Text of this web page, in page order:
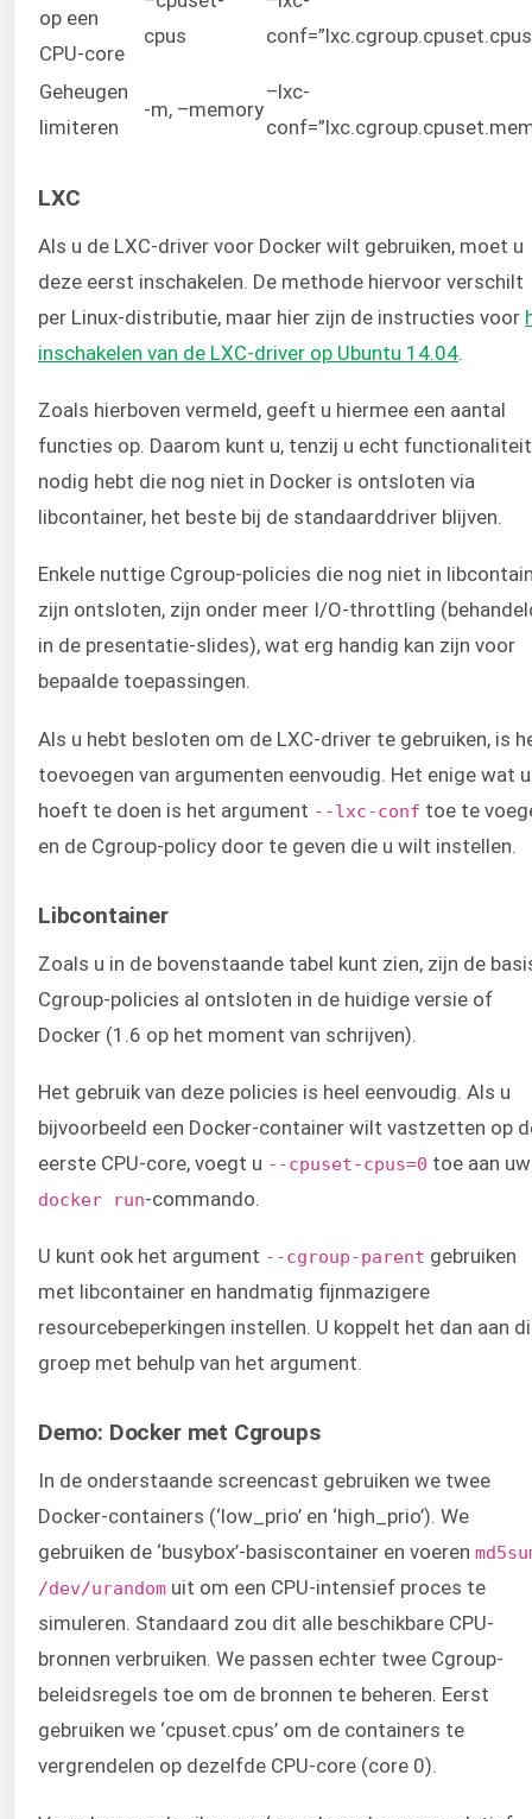
op een
CPU-core
cpus
Geheugen
limiteren
-m, –memory
–lxc-
LXC
Als u de LXC-driver voor Docker wilt gebruiken, moet u
deze eerst inschakelen. De methode hiervoor verschilt
per Linux-distributie, maar hier zijn de instructies voor
inschakelen van de LXC-driver op Ubuntu 14.04
Zoals hierboven vermeld, geeft u hiermee een aantal
functies op. Daarom kunt u, tenzij u echt functionaliteit
nodig hebt die nog niet in Docker is ontsloten via
libcontainer, het beste bij de standaarddriver blijven.
Enkele nuttige Cgroup-policies die nog niet in
zijn ontsloten, zijn onder meer I/O-throttling
in de presentatie-slides), wat erg handig kan zijn voor
bepaalde toepassingen.
Als u hebt besloten om de LXC-driver te gebruiken, is
toevoegen van argumenten eenvoudig. Het enige wat u
hoeft te doen is het argument --lxc-conf toe te
en de Cgroup-policy door te geven die u wilt instellen.
Libcontainer
Zoals u in de bovenstaande tabel kunt zien, zijn de
Cgroup-policies al ontsloten in de huidige versie of
Docker (1.6 op het moment van schrijven).
Het gebruik van deze policies is heel eenvoudig. Als u
bijvoorbeeld een Docker-container wilt vastzetten op
eerste CPU-core, voegt u --cpuset-cpus=0 toe aan uw
docker run-commando.
U kunt ook het argument --cgroup-parent gebruiken
met libcontainer en handmatig fijnmazigere
resourcebeperkingen instellen. U koppelt het dan aan
groep met behulp van het argument.
Demo: Docker met Cgroups
In de onderstaande screencast gebruiken we twee
Docker-containers (‘low_prio’ en ‘high_prio’). We
gebruiken de ‘busybox’-basiscontainer en voeren
/dev/urandom uit om een CPU-intensief proces te
simuleren. Standaard zou dit alle beschikbare CPU-
bronnen verbruiken. We passen echter twee Cgroup-
beleidsregels toe om de bronnen te beheren. Eerst
gebruiken we ‘cpuset.cpus’ om de containers te
vergrendelen op dezelfde CPU-core (core 0).